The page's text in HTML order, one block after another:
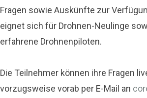
Fragen sowie Auskünfte zur
eignet sich für Drohnen-Neulinge
erfahrene Drohnenpiloten.
Die Teilnehmer können ihre Fragen
vorzugsweise vorab per E-Mail an